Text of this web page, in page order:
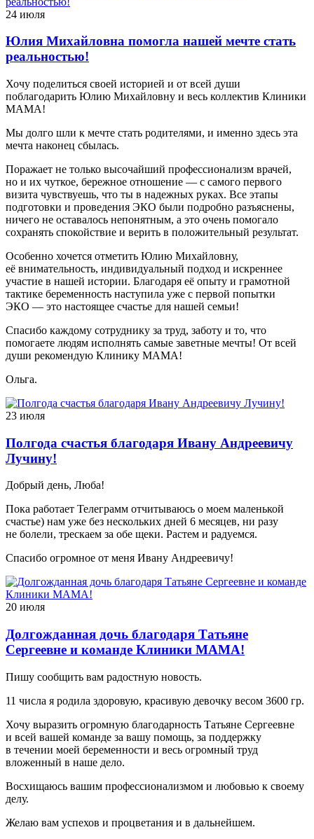
24 июля
Юлия Михайловна помогла нашей мечте стать
реальностью!
Хочу поделиться своей историей и от всей души
поблагодарить Юлию Михайловну и весь коллектив Клиники
МАМА!
Мы долго шли к мечте стать родителями, и именно здесь эта
мечта наконец сбылась.
Поражает не только высочайший профессионализм врачей,
но и их чуткое, бережное отношение — с самого первого
визита чувствуешь, что ты в надежных руках. Все этапы
подготовки и проведения ЭКО были подробно разъяснены,
ничего не оставалось непонятным, а это очень помогало
сохранять спокойствие и верить в положительный результат.
Особенно хочется отметить Юлию Михайловну,
её внимательность, индивидуальный подход и искреннее
участие в нашей истории. Благодаря её опыту и грамотной
тактике беременность наступила уже с первой попытки
ЭКО — это настоящее счастье для нашей семьи!
Спасибо каждому сотруднику за труд, заботу и то, что
помогаете людям исполнять самые заветные мечты! От всей
души рекомендую Клинику МАМА!
Ольга.
23 июля
Полгода счастья благодаря Ивану Андреевичу
Лучину!
Добрый день, Люба!
Пока работает Телеграмм отчитываюсь о моем маленькой
счастье) нам уже без нескольких дней 6 месяцев, ни разу
не болели, трескаем за обе щеки. Растем и радуемся.
Спасибо огромное от меня Ивану Андреевичу!
20 июля
Долгожданная дочь благодаря Татьяне
Сергеевне и команде Клиники МАМА!
Пишу сообщить вам радостную новость.
11 числа я родила здоровую, красивую девочку весом 3600 гр.
Хочу выразить огромную благодарность Татьяне Сергеевне
и всей вашей команде за вашу помощь, за поддержку
в течении моей беременности и весь огромный труд
вложенный в наше дело.
Восхищаюсь вашим профессионализмом и любовью к своему
делу.
Желаю вам успехов и процветания и в дальнейшем.